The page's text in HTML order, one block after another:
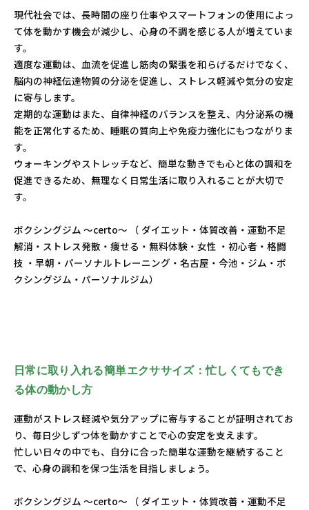
現代社会では、長時間の座り仕事やスマートフォンの使用によっ
て体を動かす機会が減少し、心身の不調を感じる人が増えていま
す。
適度な運動は、血流を促進し筋肉の緊張を和らげるだけでなく、
脳内の神経伝達物質の分泌を促進し、ストレス軽減や気分の安定
に寄与します。
定期的な運動はまた、自律神経のバランスを整え、内分泌系の機
能を正常化するため、睡眠の質向上や免疫力強化にもつながりま
す。
ウォーキングやストレッチなど、簡単な動きでも心と体の調和を
促進できるため、無理なく日常生活に取り入れることが大切で
す。
ボクシングジム ～certo～ （ ダイエット・体質改善・運動不足
解消・ストレス発散・痩せる・無料体験・女性 ・初心者・格闘
技 ・早朝・パーソナルトレーニング・名古屋・今池・ジム・ボ
クシングジム・パーソナルジム）
日常に取り入れる簡単エクササイズ：忙しくてもでき
る体の動かし方
運動がストレス軽減や気分アップに寄与することが証明されてお
り、毎日少しずつ体を動かすことで心の安定を支えます。
忙しい日々の中でも、自分に合った簡単な運動を継続すること
で、心身の調和を保つ生活を目指しましょう。
ボクシングジム ～certo～ （ ダイエット・体質改善・運動不足